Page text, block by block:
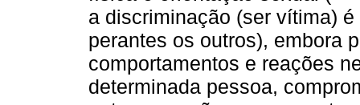
a discriminação (ser vítima)
perantes os outros), embora
comportamentos e reações
determinada pessoa,